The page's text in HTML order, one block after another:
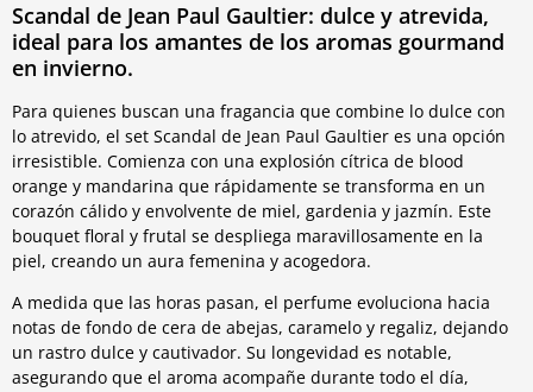
Scandal de Jean Paul Gaultier: dulce y atrevida,
ideal para los amantes de los aromas gourmand
en invierno.
Para quienes buscan una fragancia que combine lo dulce con
lo atrevido, el set Scandal de Jean Paul Gaultier es una opción
irresistible. Comienza con una explosión cítrica de blood
orange y mandarina que rápidamente se transforma en un
corazón cálido y envolvente de miel, gardenia y jazmín. Este
bouquet floral y frutal se despliega maravillosamente en la
piel, creando un aura femenina y acogedora.
A medida que las horas pasan, el perfume evoluciona hacia
notas de fondo de cera de abejas, caramelo y regaliz, dejando
un rastro dulce y cautivador. Su longevidad es notable,
asegurando que el aroma acompañe durante todo el día,